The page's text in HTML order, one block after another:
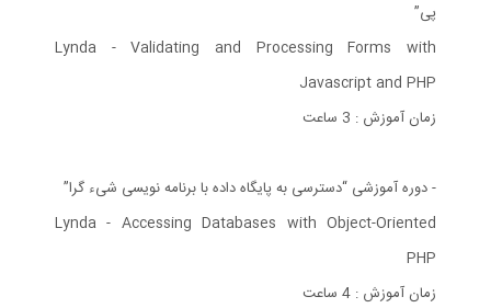
پی”
Lynda - Validating and Processing Forms with
Javascript and PHP
زمان آموزش : 3 ساعت
- دوره آموزشی “دسترسی به پایگاه داده با برنامه نویسی شیء گرا”
Lynda - Accessing Databases with Object-Oriented
PHP
زمان آموزش : 4 ساعت